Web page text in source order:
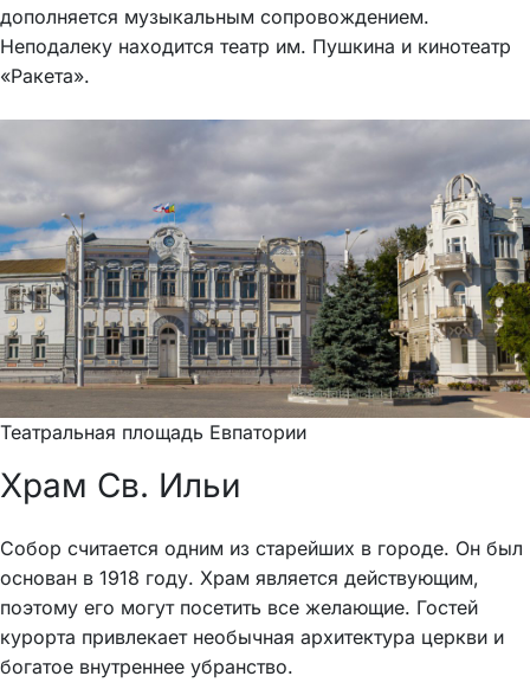
дополняется музыкальным сопровождением.
Неподалеку находится театр им. Пушкина и кинотеатр
«Ракета».
Театральная площадь Евпатории
Храм Св. Ильи
Собор считается одним из старейших в городе. Он был
основан в 1918 году. Храм является действующим,
поэтому его могут посетить все желающие. Гостей
курорта привлекает необычная архитектура церкви и
богатое внутреннее убранство.